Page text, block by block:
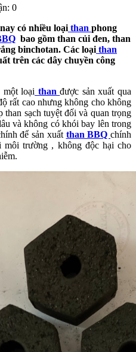
0
có nhiều loại than phong
bao gồm than củi đen, than
binchotan. Các loại than
trên các dây chuyền công
một loại thanđược sản xuất qua
rất cao nhưng không cho không
sạch tuyệt đối và quan trọng
và không có khói bay lên trong
để sản xuất than BBQ chính
môi trường , không độc hại cho